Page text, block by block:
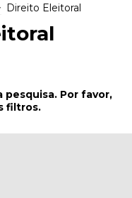
Direito Eleitoral
pesquisa. Por favor,
filtros.